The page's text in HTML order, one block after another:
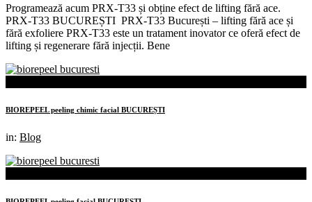
Programează acum PRX-T33 și obține efect de lifting fără ace.
PRX-T33 BUCUREȘTI PRX-T33 București – lifting fără ace și
fără exfoliere PRX-T33 este un tratament inovator ce oferă efect de
lifting și regenerare fără injecții. Bene
BIOREPEEL peeling chimic facial BUCUREȘTI
in: Blog